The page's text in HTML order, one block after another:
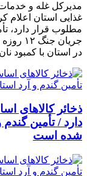
مدیرکل غله و خدمات
غذایی استان اعلام
جریان
در استان با کمبود
ذخائر کالاهای
شده است